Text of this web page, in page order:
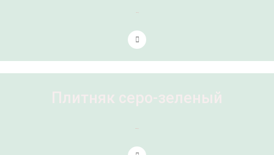
Плитняк серо-зеленый